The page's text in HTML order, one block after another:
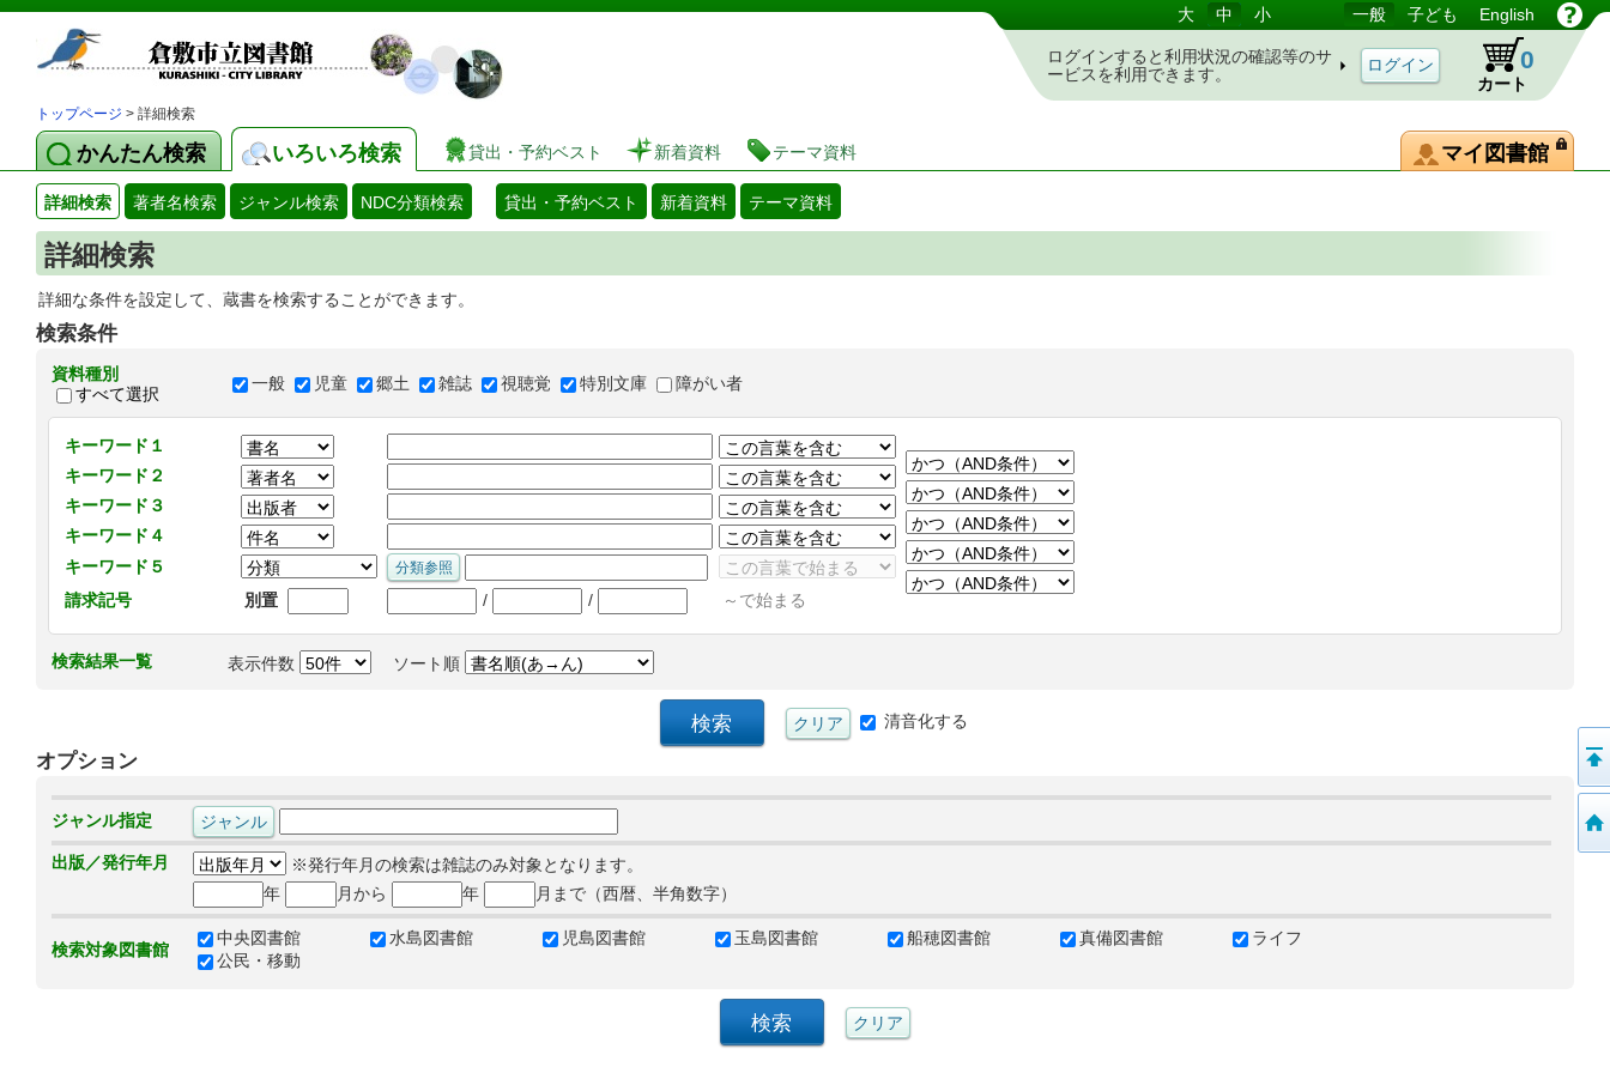
図書館 蔵書検索・予約システム 大 中 小 一般 子ども English
ログインすると利用状況の確認等のサ
ービスを利用できます。
カート
0
トップページ > 詳細検索
かんたん検索 いろいろ検索 貸出・予約ベスト 新着資料 テーマ資料 マイ図書館
詳細検索 著者名検索 ジャンル検索 NDC分類検索 貸出・予約ベスト 新着資料 テーマ資料
詳細検索
詳細な条件を設定して、蔵書を検索することができます。
検索条件
資料種別
すべて選択
一般 児童 郷土 雑誌 視聴覚 特別文庫 障がい者
キーワード１
キーワード２
キーワード３
キーワード４
キーワード５
請求記号
別置 / / ～で始まる
検索結果一覧 表示件数 ソート順
清音化する
オプション
ジャンル指定
出版／発行年月
※発行年月の検索は雑誌のみ対象となります。
年
月から 年 月まで（西暦、半角数字）
検索対象図書館
中央図書館 水島図書館 児島図書館 玉島図書館 船穂図書館 真備図書館
ライフ
公民・移動